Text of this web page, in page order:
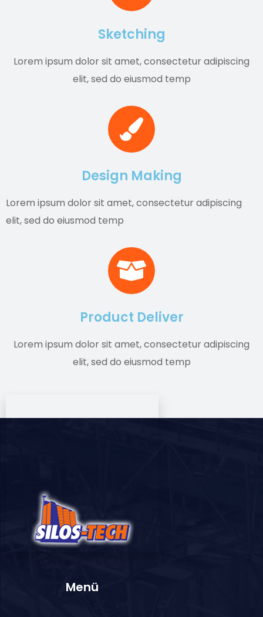
Sketching
Lorem ipsum dolor sit amet, consectetur adipiscing
elit, sed do eiusmod temp
Design Making
Lorem ipsum dolor sit amet, consectetur adipiscing
elit, sed do eiusmod temp
Product Deliver
Lorem ipsum dolor sit amet, consectetur adipiscing
elit, sed do eiusmod temp
Menü